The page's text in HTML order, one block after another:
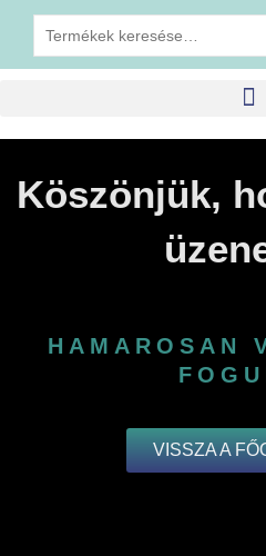
Keresés
a
Köszönjük,
HAMAROSAN
VISSZA A